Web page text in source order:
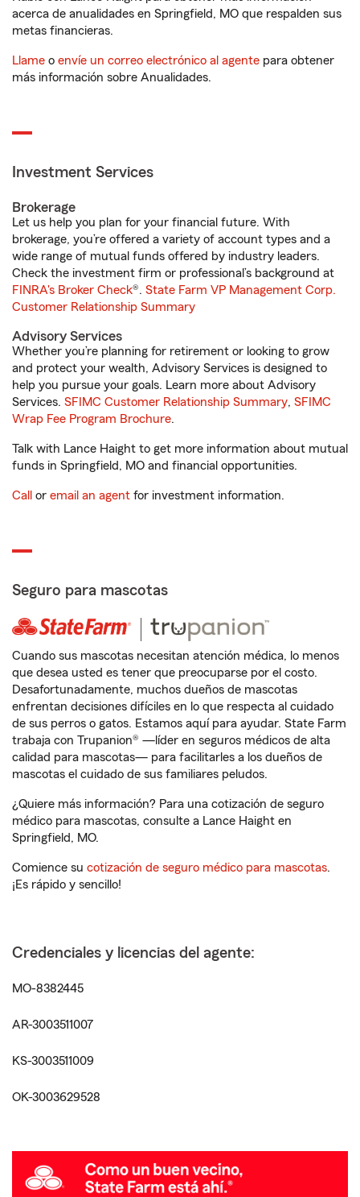
acerca de anualidades en Springfield, MO que respalden sus
metas financieras.
Llame o envíe un correo electrónico al agente para obtener
más información sobre Anualidades.
Investment Services
Brokerage
Let us help you plan for your financial future. With
brokerage, you’re offered a variety of account types and a
wide range of mutual funds offered by industry leaders.
Check the investment firm or professional’s background at
FINRA's Broker Check®. State Farm VP Management Corp.
Customer Relationship Summary
Advisory Services
Whether you’re planning for retirement or looking to grow
and protect your wealth, Advisory Services is designed to
help you pursue your goals. Learn more about Advisory
Services. SFIMC Customer Relationship Summary, SFIMC
Wrap Fee Program Brochure.
Talk with Lance Haight to get more information about mutual
funds in Springfield, MO and financial opportunities.
Call or email an agent for investment information.
Seguro para mascotas
Cuando sus mascotas necesitan atención médica, lo menos
que desea usted es tener que preocuparse por el costo.
Desafortunadamente, muchos dueños de mascotas
enfrentan decisiones difíciles en lo que respecta al cuidado
de sus perros o gatos. Estamos aquí para ayudar. State Farm
trabaja con Trupanion® —líder en seguros médicos de alta
calidad para mascotas— para facilitarles a los dueños de
mascotas el cuidado de sus familiares peludos.
¿Quiere más información? Para una cotización de seguro
médico para mascotas, consulte a Lance Haight en
Springfield, MO.
Comience su cotización de seguro médico para mascotas.
¡Es rápido y sencillo!
Credenciales y licencias del agente:
MO-8382445
AR-3003511007
KS-3003511009
OK-3003629528